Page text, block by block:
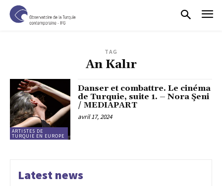
TAG
An Kalır
ARTISTES DE
TURQUIE EN EUROPE
Danser et combattre. Le cinéma
de Turquie, suite 1. – Nora Şeni
/ MEDIAPART
avril 17, 2024
Latest news